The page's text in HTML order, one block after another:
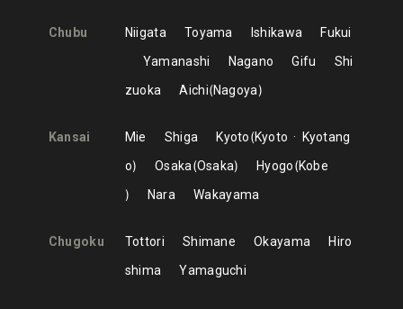
Chubu Niigata Toyama Ishikawa
Fukui
Yamanashi
Nagano Gifu
Shi
zuoka
Aichi Nagoya
Kansai Mie Shiga Kyoto Kyoto
Kyotang
o
Osaka Osaka Hyogo Kobe
Nara
Wakayama
Chugoku Tottori Shimane Okayama
Hiro
shima
Yamaguchi